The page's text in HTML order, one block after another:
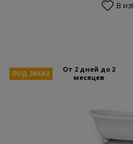
В
ПОД ЗАКАЗ
От 2 дней до 2
месяцев